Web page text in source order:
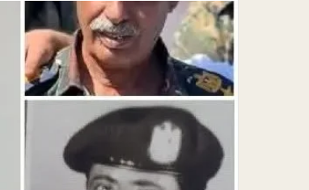
رئيس
وفاة